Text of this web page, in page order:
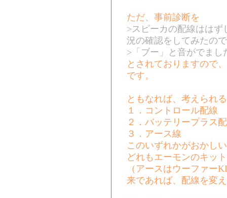
ただ、事前診断を
>スピーカの配線はは
況の確認をしてみたの
>「ブー」と音がでまし
とされておりますので
です。
ともなれば、考えられ
１．コントロール配線
２．バッテリープラス
３．アース線
このいずれかがおかし
どれもエーモンのキッ
（アースはウーファー
来であれば、配線を変